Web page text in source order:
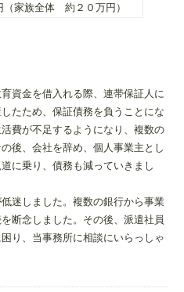
（家族全体 約２０万円）
資金を借入れる際、連帯保証人に
たため、保証債務を負うことにな
費が不足するようになり、複数の
後、会社を辞め、個人事業主とし
に乗り、債務も減っていきまし
迷しました。複数の銀行から事業
断念しました。その後、派遣社員
り、当事務所に相談にいらっしゃ